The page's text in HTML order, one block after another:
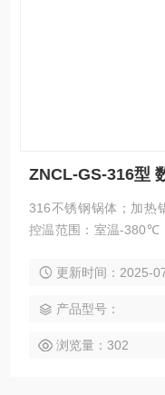
ZNCL-GS-316型
316不锈钢锅体；加热
控温范围：室温-380℃
WM闭环恒速软启动，
更新时间：2025-
产品型号：
浏览量：302